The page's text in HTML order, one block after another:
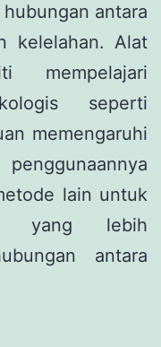
antara
kelelahan. Alat
mempelajari
seperti
memengaruhi
lain untuk
yang lebih
antara